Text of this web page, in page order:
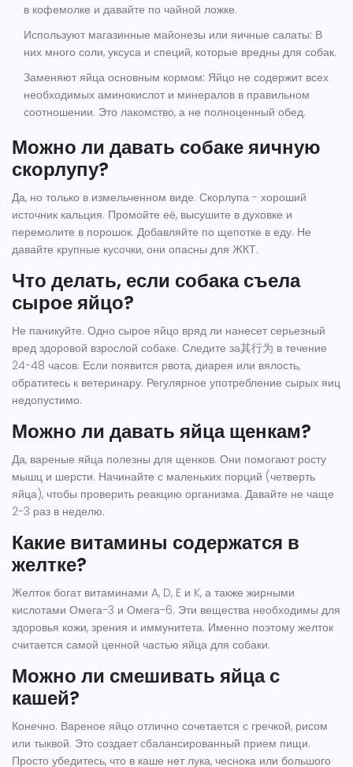
в кофемолке и давайте по чайной ложке.
Используют магазинные майонезы или яичные салаты: В
них много соли, уксуса и специй, которые вредны для собак.
Заменяют яйца основным кормом: Яйцо не содержит всех
необходимых аминокислот и минералов в правильном
соотношении. Это лакомство, а не полноценный обед.
Можно ли давать собаке яичную
скорлупу?
Да, но только в измельченном виде. Скорлупа - хороший
источник кальция. Промойте её, высушите в духовке и
перемолите в порошок. Добавляйте по щепотке в еду. Не
давайте крупные кусочки, они опасны для ЖКТ.
Что делать, если собака съела
сырое яйцо?
Не паникуйте. Одно сырое яйцо вряд ли нанесет серьезный
вред здоровой взрослой собаке. Следите за其行为 в течение
24-48 часов. Если появится рвота, диарея или вялость,
обратитесь к ветеринару. Регулярное употребление сырых яиц
недопустимо.
Можно ли давать яйца щенкам?
Да, вареные яйца полезны для щенков. Они помогают росту
мышц и шерсти. Начинайте с маленьких порций (четверть
яйца), чтобы проверить реакцию организма. Давайте не чаще
2-3 раз в неделю.
Какие витамины содержатся в
желтке?
Желток богат витаминами A, D, E и K, а также жирными
кислотами Омега-3 и Омега-6. Эти вещества необходимы для
здоровья кожи, зрения и иммунитета. Именно поэтому желток
считается самой ценной частью яйца для собаки.
Можно ли смешивать яйца с
кашей?
Конечно. Вареное яйцо отлично сочетается с гречкой, рисом
или тыквой. Это создает сбалансированный прием пищи.
Просто убедитесь, что в каше нет лука, чеснока или большого